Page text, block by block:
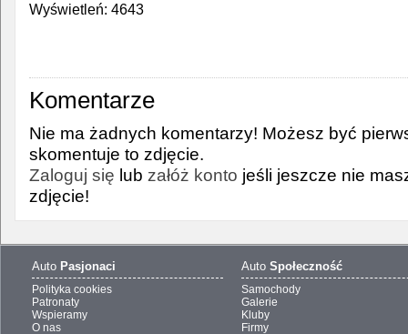
Wyświetleń: 4643
Komentarze
Nie ma żadnych komentarzy! Możesz być
skomentuje to zdjęcie.
Zaloguj się lub załóż konto jeśli jeszcze nie
zdjęcie!
Auto Pasjonaci
Polityka cookies
Patronaty
Wspieramy
O nas
Auto Społeczność
Samochody
Galerie
Kluby
Firmy